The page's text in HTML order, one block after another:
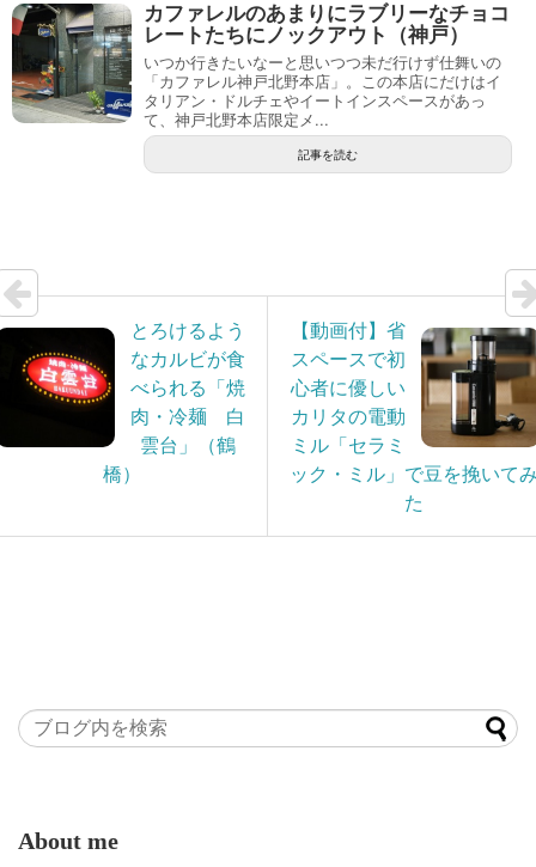
カファレルのあまりにラブリーなチョコ
レートたちにノックアウト（神戸）
いつか行きたいなーと思いつつ未だ行けず仕舞いの
「カファレル神戸北野本店」。この本店にだけはイ
タリアン・ドルチェやイートインスペースがあっ
て、神戸北野本店限定メ...
記事を読む
とろけるよう
なカルビが食
べられる「焼
肉・冷麺 白
雲台」（鶴
橋）
【動画付】省
スペースで初
心者に優しい
カリタの電動
ミル「セラミ
ック・ミル」で豆を挽いて
た
About me